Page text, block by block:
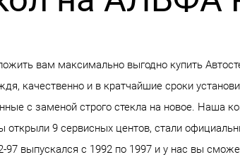
вам максимально выгодно купить
качественно и в кратчайшие сроки
с заменой строго стекла на новое. Наша
открыли 9 сервисных центов, стали
выпускался с 1992 по 1997 и у нас вы